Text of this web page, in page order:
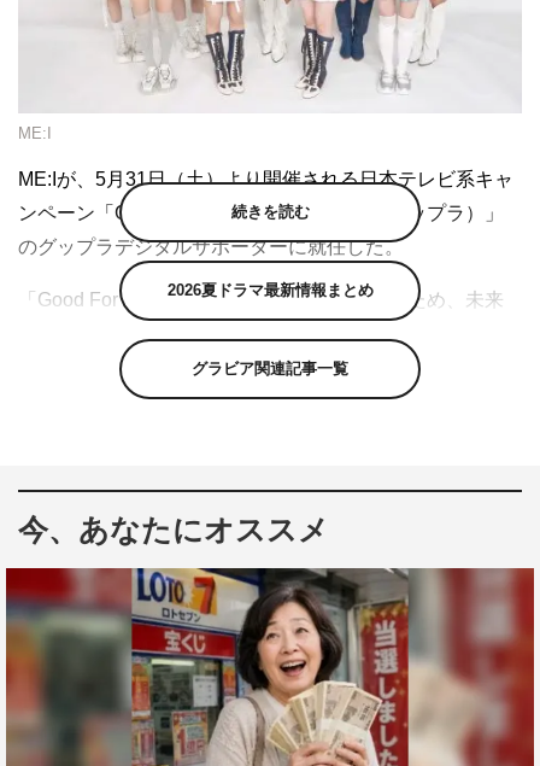
ME:I
ME:Iが、5月31日（土）より開催される日本テレビ系キャ
ンペーン「Good For the Planet ウィーク（グップラ）」
のグップラデジタルサポーターに就任した。
「Good For the Planet ウィーク」は、地球のため、未来
し、視聴者と共に「地球のため、未来のため、より良い暮
らしのために今できること」を考えていくキャンペーン。
報・バラエティ・スポーツ・報道番組など「オール日テレ
系」で視聴者と共に考えていく。
今年のテーマは「地球にいいこと、人にいいこ
と。」。“地球にいいこと”という壮大なチャレンジを、“人
にいいこと”という身近な視点から見つめ直す。
このたび、昨年に引き続き、人気ガールズグループ・ME:I
続きを読む
2026夏ドラマ最新情報まとめ
グラビア関連記事一覧
今、あなたにオススメ